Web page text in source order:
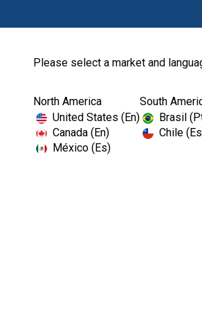
Please select a market and
North America
United States (En)
Canada (En)
México (Es)
South
Brasil
Chile
Home Endodontics-EMEA